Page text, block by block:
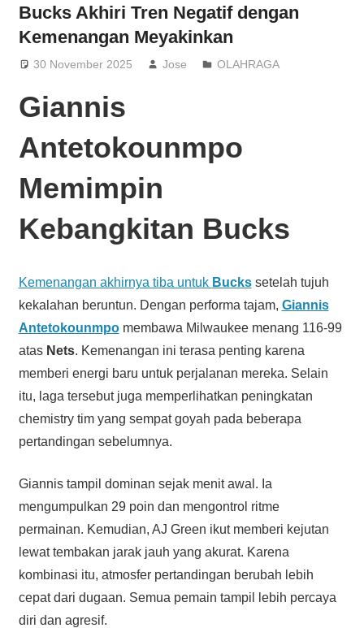
Bucks Akhiri Tren Negatif dengan
Kemenangan Meyakinkan
30 November 2025 Jose OLAHRAGA
Giannis
Antetokounmpo
Memimpin
Kebangkitan Bucks
Kemenangan akhirnya tiba untuk Buckssetelah tujuh
kekalahan beruntun. Dengan performa tajam, Giannis
Antetokounmpomembawa Milwaukee menang 116-99
atas Nets. Kemenangan ini terasa penting karena
memberi energi baru untuk perjalanan mereka. Selain
itu, laga tersebut juga memperlihatkan peningkatan
chemistry tim yang sempat goyah pada beberapa
pertandingan sebelumnya.
Giannis tampil dominan sejak menit awal. Ia
mengumpulkan 29 poin dan mengontrol ritme
permainan. Kemudian, AJ Green ikut memberi kejutan
lewat tembakan jarak jauh yang akurat. Karena
kombinasi itu, atmosfer pertandingan berubah lebih
cepat dari dugaan. Semua pemain tampil lebih percaya
diri dan agresif.